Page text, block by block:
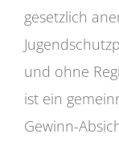
gesetzlich
und ohne
ist ein
Gewinn-